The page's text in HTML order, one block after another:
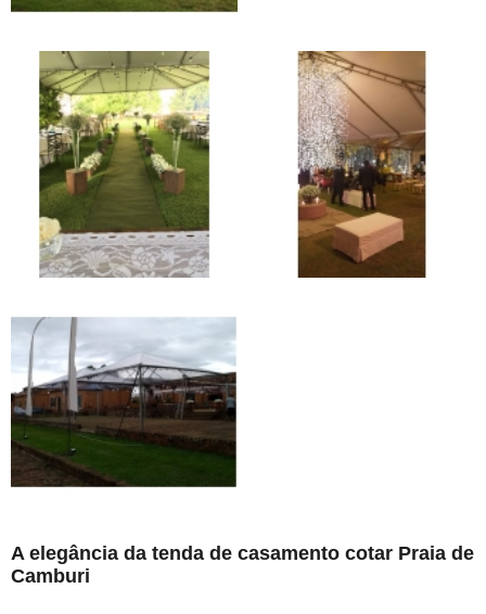
A elegância da tenda de casamento cotar Praia de
Camburi